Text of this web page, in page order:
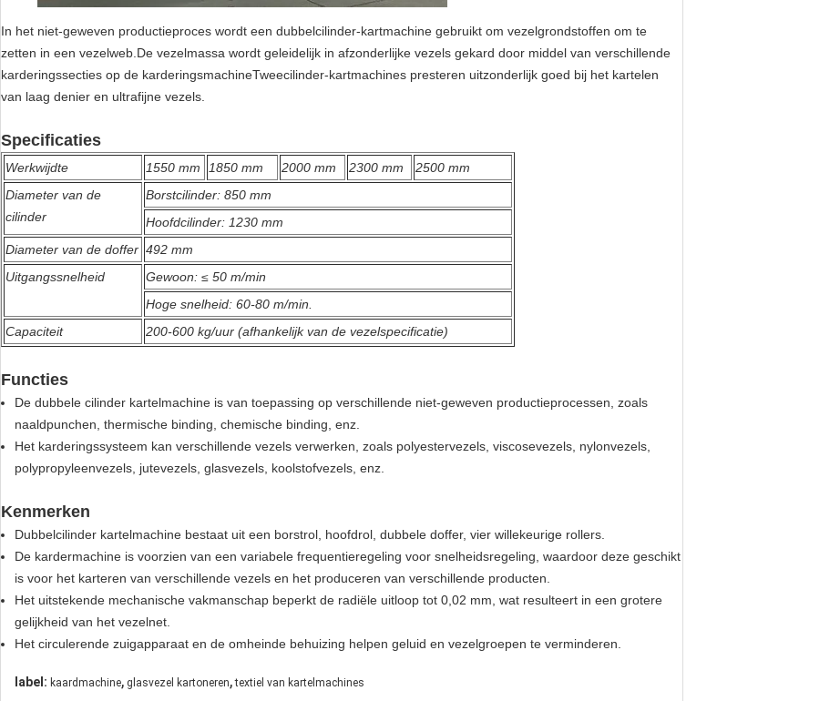
In het niet-geweven productieproces wordt een dubbelcilinder-kartmachine gebruikt om vezelgrondstoffen om te
zetten in een vezelweb.De vezelmassa wordt geleidelijk in afzonderlijke vezels gekard door middel van verschillende
karderingssecties op de karderingsmachineTweecilinder-kartmachines presteren uitzonderlijk goed bij het kartelen
van laag denier en ultrafijne vezels.
Specificaties
Werkwijdte 1550 mm 1850 mm 2000 mm 2300 mm
2500 mm
Diameter van de
cilinder
Borstcilinder: 850 mm
Hoofdcilinder: 1230 mm
Diameter van de doffer 492 mm
Uitgangssnelheid
Gewoon: ≤ 50 m/min
Hoge snelheid: 60-80 m/min.
Capaciteit
200-600 kg/uur (afhankelijk van de vezelspecificatie)
Functies
De dubbele cilinder kartelmachine is van toepassing op verschillende niet-geweven productieprocessen, zoals
naaldpunchen, thermische binding, chemische binding, enz.
Het karderingssysteem kan verschillende vezels verwerken, zoals polyestervezels, viscosevezels, nylonvezels,
polypropyleenvezels, jutevezels, glasvezels, koolstofvezels, enz.
Kenmerken
Dubbelcilinder kartelmachine bestaat uit een borstrol, hoofdrol, dubbele doffer, vier willekeurige rollers.
De kardermachine is voorzien van een variabele frequentieregeling voor snelheidsregeling, waardoor deze geschikt
is voor het karteren van verschillende vezels en het produceren van verschillende producten.
Het uitstekende mechanische vakmanschap beperkt de radiële uitloop tot 0,02 mm, wat resulteert in een grotere
gelijkheid van het vezelnet.
Het circulerende zuigapparaat en de omheinde behuizing helpen geluid en vezelgroepen te verminderen.
label: kaardmachine, glasvezel kartoneren, textiel van kartelmachines